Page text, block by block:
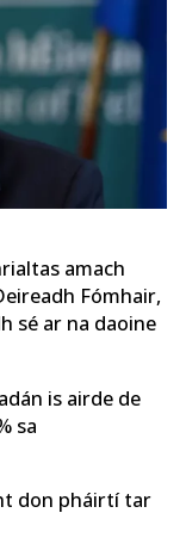
amach
Fómhair,
sé ar na daoine
is airde de
sa
don pháirtí tar